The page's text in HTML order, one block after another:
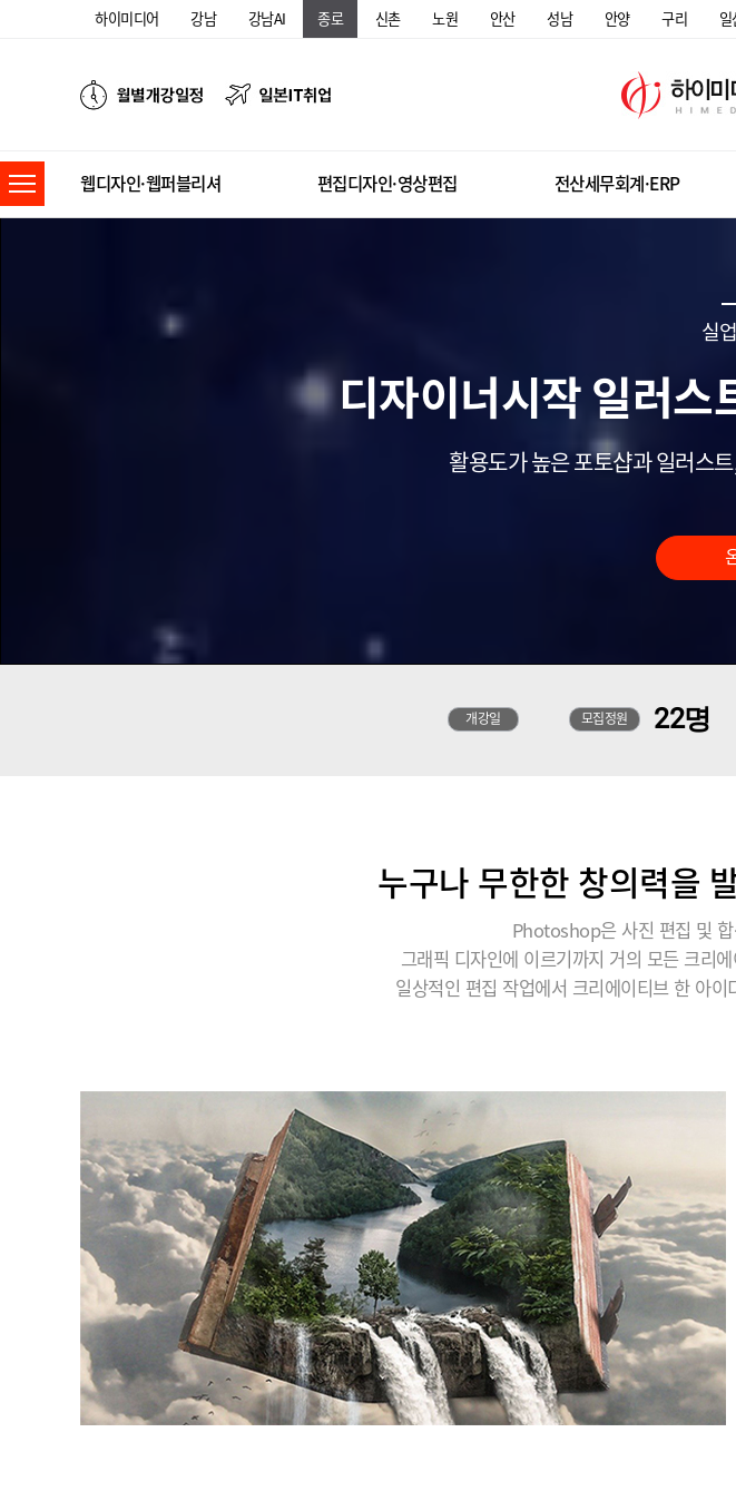
하이미디어 강남 강남AI 종로 신촌 노원 안산 성남 안양 구리 일
웹디자인·웹퍼블리셔 편집디자인·영상편집 전산세무회계·ERP
실
디자이너시작 일러
활용도가 높은 포토샵과 일러스
개강일 모집정원 22명
누구나 무한한 창의력을
Photoshop은 사진 편집 및
그래픽 디자인에 이르기까지 거의 모든 크리
일상적인 편집 작업에서 크리에이티브 한 아